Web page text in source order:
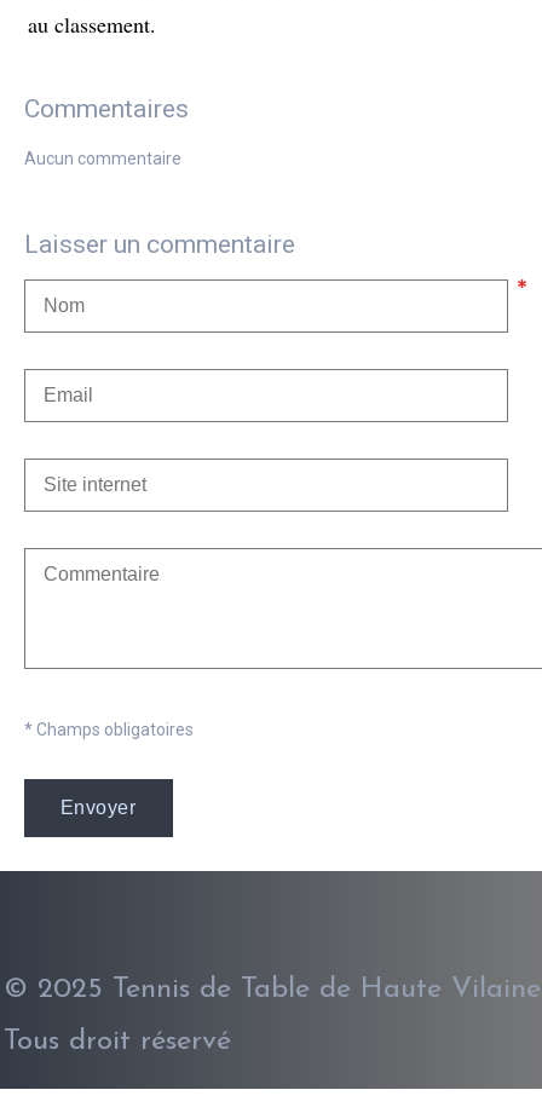
au classement.
Commentaires
Aucun commentaire
Laisser un commentaire
* Champs obligatoires
© 2025 Tennis de Table de Haute Vilaine
Tous droit réservé